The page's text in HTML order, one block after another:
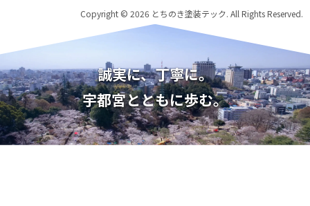
Copyright © 2026 とちのき塗装テック. All Rights Reserved.
誠実に、丁寧に。
宇都宮とともに歩む。